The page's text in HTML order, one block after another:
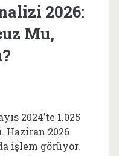
2026:
Mu,
2024’te 1.025
Haziran 2026
işlem görüyor.